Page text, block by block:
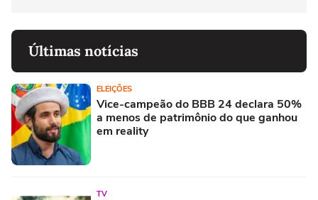
Últimas notícias
ELEIÇÕES
Vice-campeão do BBB 24 declara 50%
a menos de patrimônio do que ganhou
em reality
TV